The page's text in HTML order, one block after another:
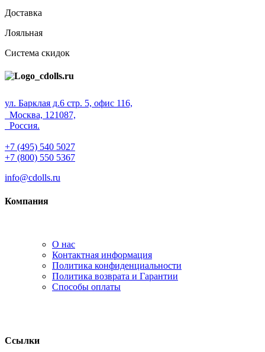
Доставка
Лояльная
Система скидок
ул. Барклая д.6 стр. 5, офис 116,
Москва, 121087,
Россия.
+7 (495) 540 5027
+7 (800) 550 5367
info@cdolls.ru
Компания
О нас
Контактная информация
Политика конфиденциальности
Политика возврата и Гарантии
Способы оплаты
Ссылки